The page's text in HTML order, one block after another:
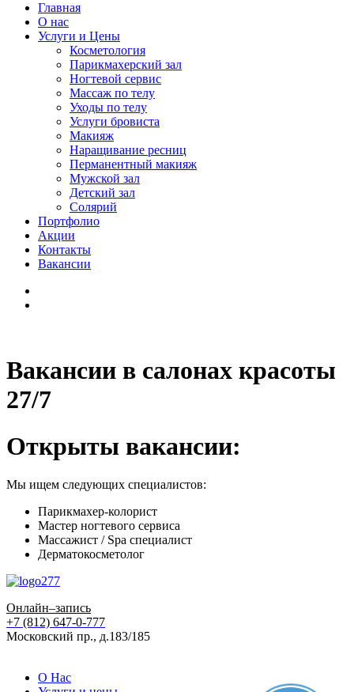
Главная
О нас
Услуги и Цены
Косметология
Парикмахерский зал
Ногтевой сервис
Массаж по телу
Уходы по телу
Услуги бровиста
Макияж
Наращивание ресниц
Перманентный макияж
Мужской зал
Детский зал
Солярий
Портфолио
Акции
Контакты
Вакансии
Вакансии в салонах красоты
27/7
Открыты вакансии:
Мы ищем следующих специалистов:
Парикмахер-колорист
Мастер ногтевого сервиса
Массажист / Spa специалист
Дерматокосметолог
Онлайн–запись
+7 (812) 647-0-777
Московский пр., д.183/185
О Нас